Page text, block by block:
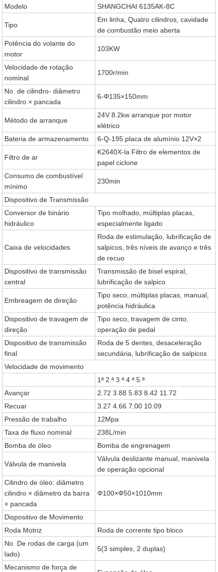
Modelo
SHANGCHAI 6135AK-8C
Tipo
Em linha, Quatro cilindros, cavidade
de combustão meio aberta
Potência do volante do
motor
103KW
Velocidade de rotação
nominal
1700r/min
No. de cilindro- diâmetro
cilindro × pancada
6-Φ135×150mm
Método de arranque
24V 8.2kw arranque por motor
elétrico
Bateria de armazenamento
6-Q-195 placa de alumínio 12V×2
Filtro de ar
K2640X-la Filtro de elementos de
papel ciclone
Consumo de combustível
mínimo
230min
Dispositivo de Transmissão
Conversor de binário
hidráulico
Tipo molhado, múltiplas placas,
especialmente ligado
Caixa de velocidades
Roda de estimulação, lubrificação de
salpicos, três níveis de avanço e três
de recuo
Dispositivo de transmissão
central
Transmissão de bisel espiral,
lubrificação de salpico
Embreagem de direção
Tipo seco, múltiplas placas, manual,
potência hidráulica
Dispositivo de travagem de
direção
Tipo seco, travagem de cinto,
operação de pedal
Dispositivo de transmissão
final
Roda de 5 dentes, desaceleração
secundária, lubrificação de salpicos
Velocidade de movimento
1ª 2 ª 3 ª 4 ª 5 ª
Avançar
2.72 3.88 5.83 8.42 11.72
Recuar
3.27 4.66 7.00 10.09
Pressão de trabalho
12Mpa
Taxa de fluxo nominal
238L/min
Bomba de óleo
Bomba de engrenagem
Válvula de manivela
Válvula deslizante manual, manivela
de operação opcional
Cilindro de óleo: diâmetro
cilindro × diâmetro da barra
× pancada
Φ100×Φ50×1010mm
Dispositivo de Movimento
Roda Motriz
Roda de corrente tipo bloco
No. De rodas de carga (um
lado)
5(3 simples, 2 duplas)
Mecanismo de força de